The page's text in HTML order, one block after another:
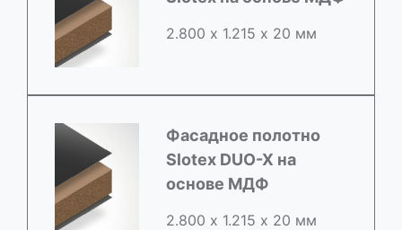
2.800 х 1.215 х 20 мм
Фасадное полотно
Slotex DUO-X на
основе МДФ
2.800 х 1.215 х 20 мм